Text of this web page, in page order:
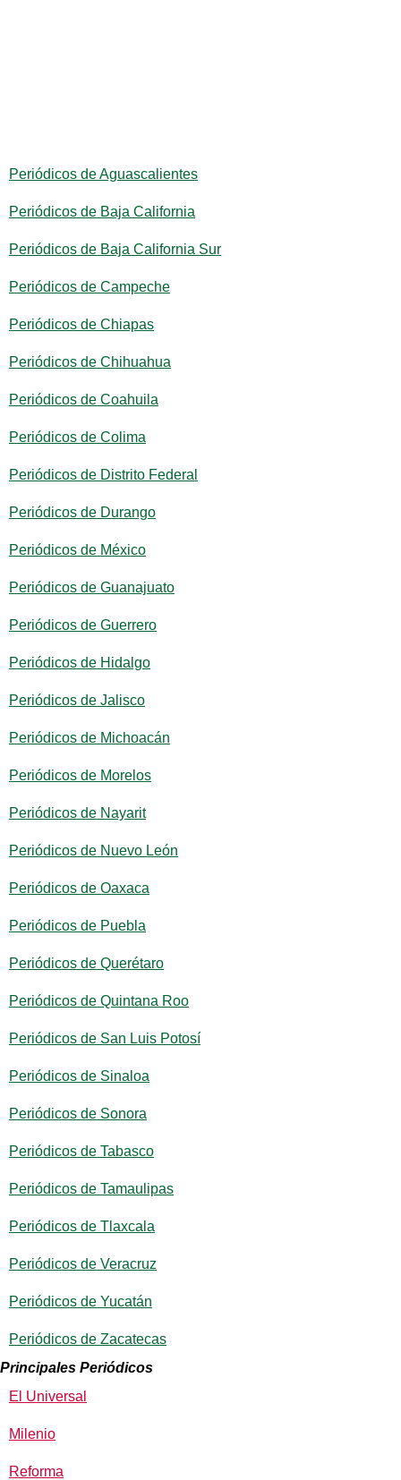
Periódicos de Aguascalientes
Periódicos de Baja California
Periódicos de Baja California Sur
Periódicos de Campeche
Periódicos de Chiapas
Periódicos de Chihuahua
Periódicos de Coahuila
Periódicos de Colima
Periódicos de Distrito Federal
Periódicos de Durango
Periódicos de México
Periódicos de Guanajuato
Periódicos de Guerrero
Periódicos de Hidalgo
Periódicos de Jalisco
Periódicos de Michoacán
Periódicos de Morelos
Periódicos de Nayarit
Periódicos de Nuevo León
Periódicos de Oaxaca
Periódicos de Puebla
Periódicos de Querétaro
Periódicos de Quintana Roo
Periódicos de San Luis Potosí
Periódicos de Sinaloa
Periódicos de Sonora
Periódicos de Tabasco
Periódicos de Tamaulipas
Periódicos de Tlaxcala
Periódicos de Veracruz
Periódicos de Yucatán
Periódicos de Zacatecas
Principales Periódicos
El Universal
Milenio
Reforma